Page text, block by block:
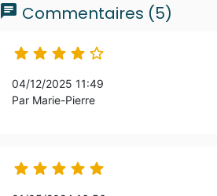
chat Commentaires (5)
    
04/12/2025 11:49
Par Marie-Pierre
    